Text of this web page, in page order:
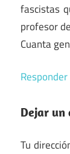
fascistas
profesor
Cuanta
Responder
Dejar un
Tu